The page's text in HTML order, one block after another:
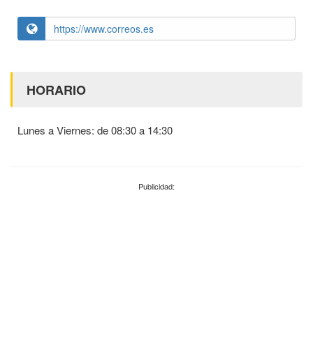
https://www.correos.es
HORARIO
Lunes a Viernes: de 08:30 a 14:30
Publicidad: